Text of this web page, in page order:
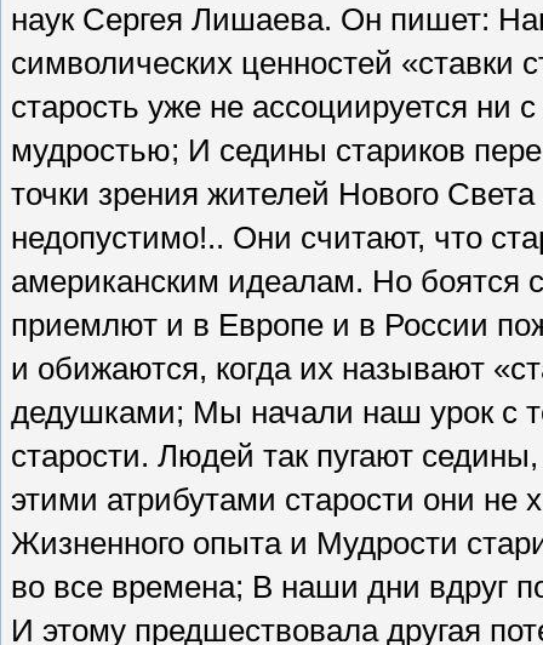
наук Сергея Лишаева. Он пишет:
символических ценностей «ставки
старость уже не ассоциируется ни
мудростью; И седины стариков
точки зрения жителей Нового
недопустимо!.. Они считают, что
американским идеалам. Но боятся
приемлют и в Европе и в России
и обижаются, когда их называют
дедушками; Мы начали наш урок с
старости. Людей так пугают
этими атрибутами старости они не
Жизненного опыта и Мудрости
во все времена; В наши дни вдруг
И этому предшествовала другая